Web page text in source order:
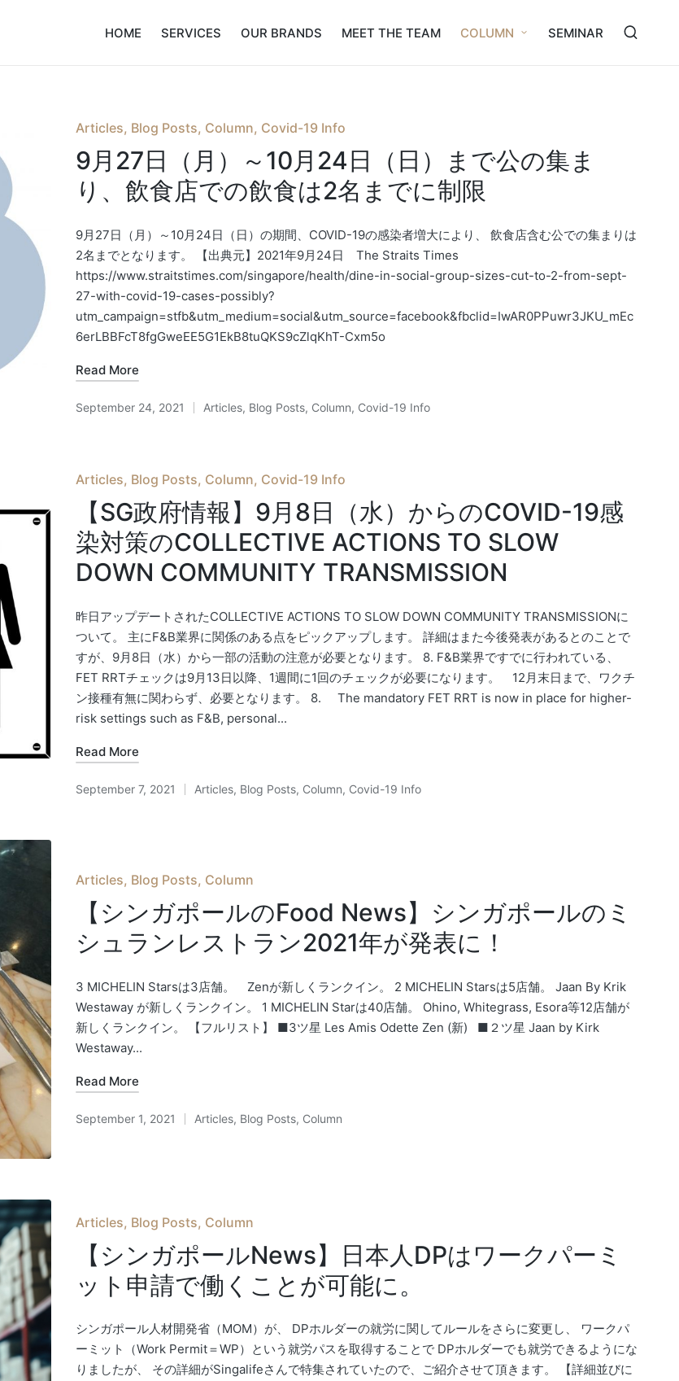
HOME SERVICES OUR BRANDS MEET THE TEAM COLUMN SEMINAR
Posted
in
Articles Blog Posts Column Covid-19 Info
9月27日（月）～10月24日（日）まで公の集ま
り、飲食店での飲食は2名までに制限
9月27日（月）～10月24日（日）の期間、COVID-19の感染者増大により、 飲食店含む公での集まりは
2名までとなります。 【出典元】2021年9月24日 The Straits Times
https://www.straitstimes.com/singapore/health/dine-in-social-group-sizes-cut-to-2-from-sept-
27-with-covid-19-cases-possibly?
utm_campaign=stfb&utm_medium=social&utm_source=facebook&fbclid=IwAR0PPuwr3JKU_mEc
6erLBBFcT8fgGweEE5G1EkB8tuQKS9cZlqKhT-Cxm5o
Read More
September 24, 2021
Posted
Articles, Blog Posts, Column, Covid-19 Info
Posted
Articles Blog Posts Column Covid-19 Info
【SG政府情報】9月8日（水）からのCOVID-19感
染対策のCOLLECTIVE ACTIONS TO SLOW
DOWN COMMUNITY TRANSMISSION
昨日アップデートされたCOLLECTIVE ACTIONS TO SLOW DOWN COMMUNITY TRANSMISSIONに
ついて。 主にF&B業界に関係のある点をピックアップします。 詳細はまた今後発表があるとのことで
すが、9月8日（水）から一部の活動の注意が必要となります。 8. F&B業界ですでに行われている、
FET RRTチェックは9月13日以降、1週間に1回のチェックが必要になります。 12月末日まで、ワクチ
ン接種有無に関わらず、必要となります。 8. The mandatory FET RRT is now in place for higher-
risk settings such as F&B, personal...
Read More
September 7, 2021
Posted
Articles, Blog Posts, Column, Covid-19 Info
Posted
Articles Blog Posts Column
【シンガポールのFood News】シンガポールのミ
シュランレストラン2021年が発表に！
3 MICHELIN Starsは3店舗。 Zenが新しくランクイン。 2 MICHELIN Starsは5店舗。 Jaan By Krik
Westaway が新しくランクイン。 1 MICHELIN Starは40店舗。 Ohino, Whitegrass, Esora等12店舗が
新しくランクイン。 【フルリスト】 ■3ツ星 Les Amis Odette Zen (新) ■２ツ星 Jaan by Kirk
Westaway...
Read More
September 1, 2021
Posted
Articles, Blog Posts, Column
Posted
Articles Blog Posts Column
【シンガポールNews】日本人DPはワークパーミ
ット申請で働くことが可能に。
シンガポール人材開発省（MOM）が、 DPホルダーの就労に関してルールをさらに変更し、 ワークパ
ーミット（Work Permit＝WP）という就労パスを取得することで DPホルダーでも就労できるようにな
りましたが、 その詳細がSingalifeさんで特集されていたので、ご紹介させて頂きます。 【詳細並びに